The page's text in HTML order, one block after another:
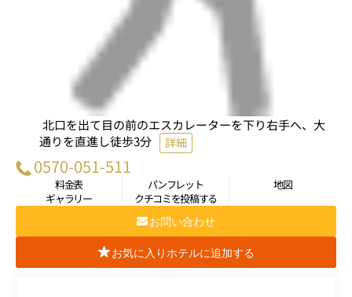
北口を出て目の前のエスカレーターを下り右手へ、大
通りを直進し徒歩3分
詳細
0570-051-511
料金表 パンフレット
地図
ギャラリー
クチコミを投稿する
お問い合わせ
お気に入りホテルに追加する